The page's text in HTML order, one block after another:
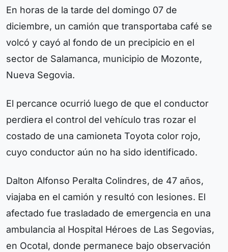
En horas de la tarde del domingo 07 de
diciembre, un camión que transportaba café se
volcó y cayó al fondo de un precipicio en el
sector de Salamanca, municipio de Mozonte,
Nueva Segovia.
El percance ocurrió luego de que el conductor
perdiera el control del vehículo tras rozar el
costado de una camioneta Toyota color rojo,
cuyo conductor aún no ha sido identificado.
Dalton Alfonso Peralta Colindres, de 47 años,
viajaba en el camión y resultó con lesiones. El
afectado fue trasladado de emergencia en una
ambulancia al Hospital Héroes de Las Segovias,
en Ocotal, donde permanece bajo observación